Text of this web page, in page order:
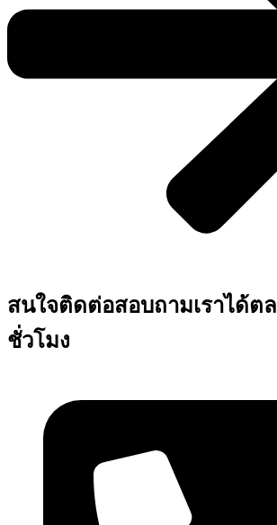
สนใจติดต่อสอบถามเราได้ต
ชั่วโมง